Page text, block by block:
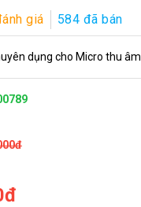
giá 584 đã bán
dụng cho Micro thu âm